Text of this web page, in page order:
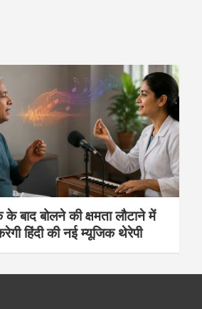
के बाद बोलने की क्षमता लौटाने में
हिंदी की नई म्यूजिक थेरेपी